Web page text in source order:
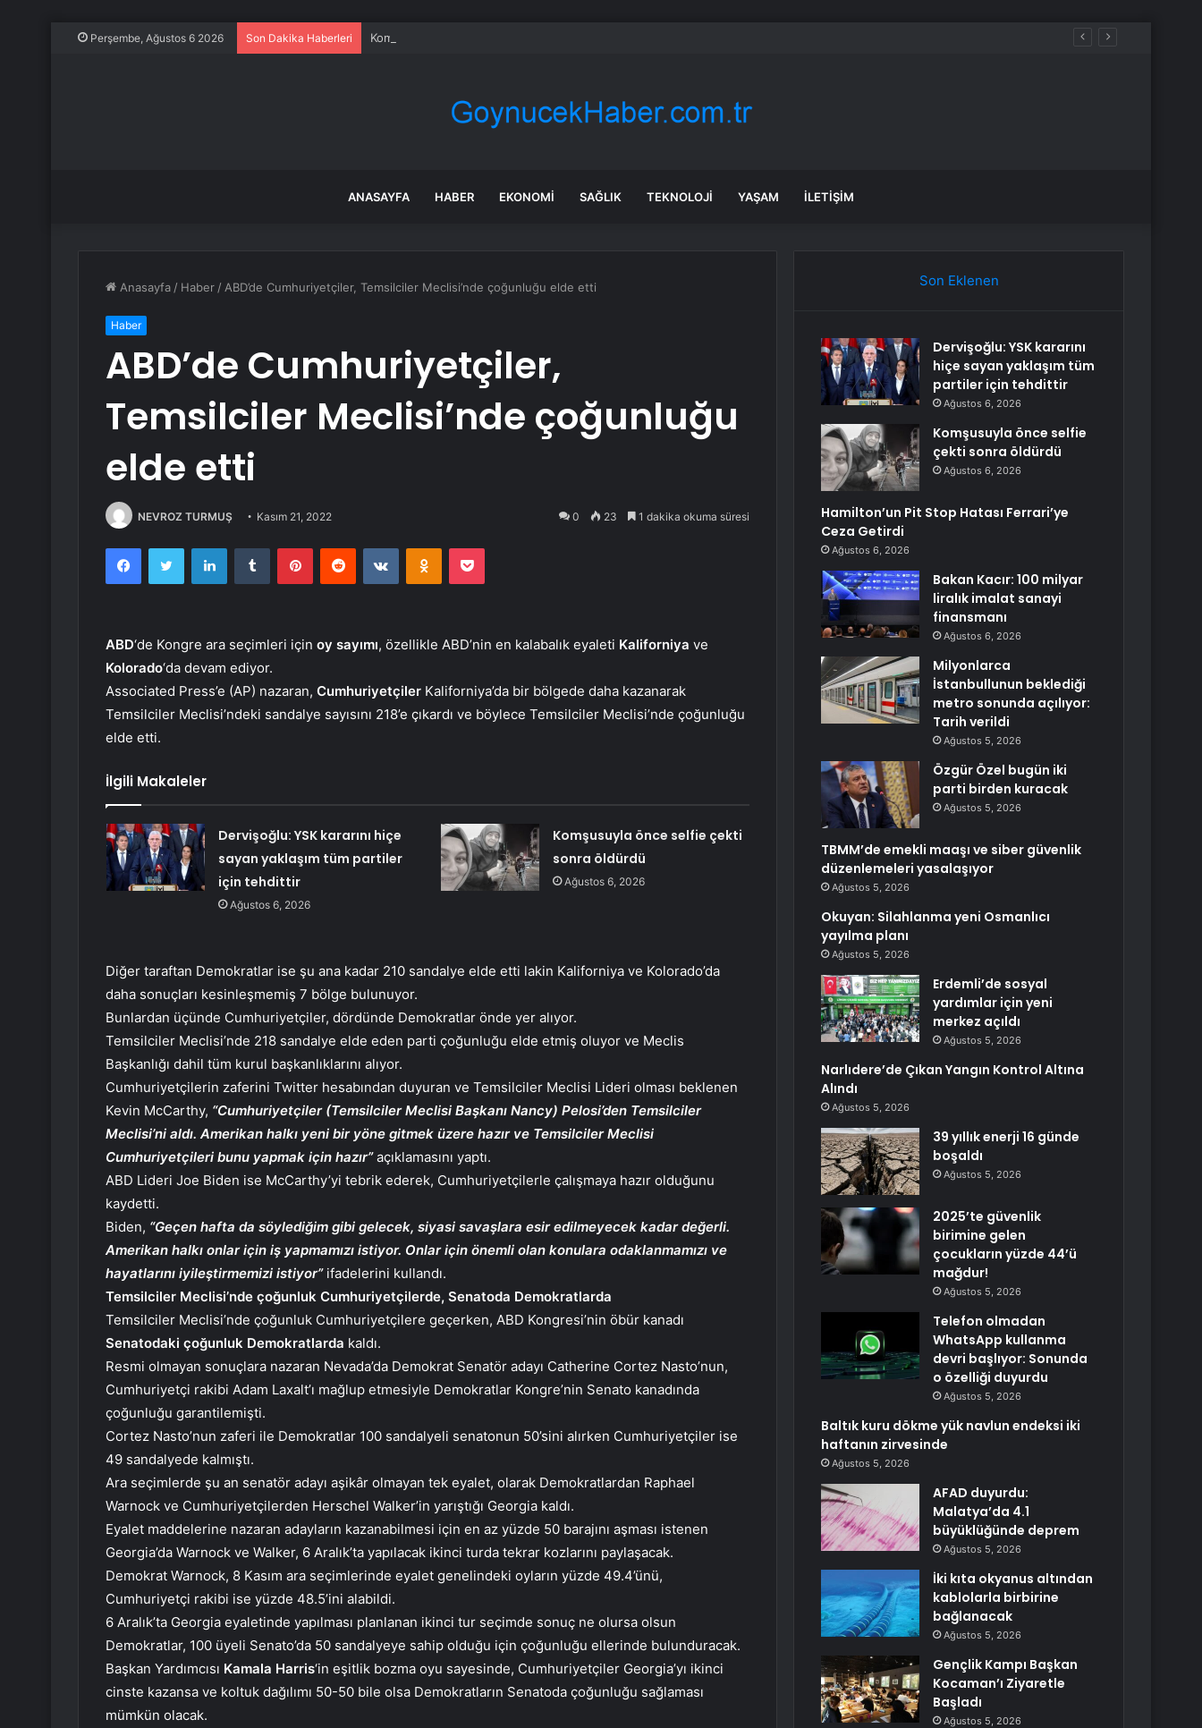
Perşembe, Ağustos 6 2026 Son Dakika Haberleri Komşusuyla önce selfie çekti sonra öldürdü
ANASAYFA HABER EKONOMI SAĞLIK TEKNOLOJI YAŞAM İLETIŞIM
Anasayfa / Haber / ABD’de Cumhuriyetçiler, Temsilciler Meclisi’nde çoğunluğu elde etti
Haber
ABD’de Cumhuriyetçiler,
Temsilciler Meclisi’nde çoğunluğu
elde etti
NEVROZ TURMUŞ Kasım 21, 2022 0 23 1 dakika okuma süresi
FacebookTwitter LinkedInTumblr PinterestReddit VKontakteOdnoklassniki
Pocket
ABD‘de Kongre ara seçimleri için oy sayımı, özellikle ABD’nin en kalabalık eyaleti Kaliforniya ve
Kolorado‘da devam ediyor.
Associated Press’e (AP) nazaran, Cumhuriyetçiler Kaliforniya’da bir bölgede daha kazanarak
Temsilciler Meclisi’ndeki sandalye sayısını 218’e çıkardı ve böylece Temsilciler Meclisi’nde çoğunluğu
elde etti.
İlgili Makaleler
Dervişoğlu: YSK kararını hiçe
sayan yaklaşım tüm partiler
için tehdittir
Ağustos 6, 2026
Komşusuyla önce selfie çekti
sonra öldürdü
Ağustos 6, 2026
Diğer taraftan Demokratlar ise şu ana kadar 210 sandalye elde etti lakin Kaliforniya ve Kolorado’da
daha sonuçları kesinleşmemiş 7 bölge bulunuyor.
Bunlardan üçünde Cumhuriyetçiler, dördünde Demokratlar önde yer alıyor.
Temsilciler Meclisi’nde 218 sandalye elde eden parti çoğunluğu elde etmiş oluyor ve Meclis
Başkanlığı dahil tüm kurul başkanlıklarını alıyor.
Cumhuriyetçilerin zaferini Twitter hesabından duyuran ve Temsilciler Meclisi Lideri olması beklenen
Kevin McCarthy, “Cumhuriyetçiler (Temsilciler Meclisi Başkanı Nancy) Pelosi’den Temsilciler
Meclisi’ni aldı. Amerikan halkı yeni bir yöne gitmek üzere hazır ve Temsilciler Meclisi
Cumhuriyetçileri bunu yapmak için hazır”açıklamasını yaptı.
ABD Lideri Joe Biden ise McCarthy’yi tebrik ederek, Cumhuriyetçilerle çalışmaya hazır olduğunu
kaydetti.
Biden, “Geçen hafta da söylediğim gibi gelecek, siyasi savaşlara esir edilmeyecek kadar değerli.
Amerikan halkı onlar için iş yapmamızı istiyor. Onlar için önemli olan konulara odaklanmamızı ve
hayatlarını iyileştirmemizi istiyor”ifadelerini kullandı.
Temsilciler Meclisi’nde çoğunluk Cumhuriyetçilerde, Senatoda Demokratlarda
Temsilciler Meclisi’nde çoğunluk Cumhuriyetçilere geçerken, ABD Kongresi’nin öbür kanadı
Senatodaki çoğunluk Demokratlarda kaldı.
Resmi olmayan sonuçlara nazaran Nevada’da Demokrat Senatör adayı Catherine Cortez Nasto’nun,
Cumhuriyetçi rakibi Adam Laxalt’ı mağlup etmesiyle Demokratlar Kongre’nin Senato kanadında
çoğunluğu garantilemişti.
Cortez Nasto’nun zaferi ile Demokratlar 100 sandalyeli senatonun 50’sini alırken Cumhuriyetçiler ise
49 sandalyede kalmıştı.
Ara seçimlerde şu an senatör adayı aşikâr olmayan tek eyalet, olarak Demokratlardan Raphael
Warnock ve Cumhuriyetçilerden Herschel Walker’in yarıştığı Georgia kaldı.
Eyalet maddelerine nazaran adayların kazanabilmesi için en az yüzde 50 barajını aşması istenen
Georgia’da Warnock ve Walker, 6 Aralık’ta yapılacak ikinci turda tekrar kozlarını paylaşacak.
Demokrat Warnock, 8 Kasım ara seçimlerinde eyalet genelindeki oyların yüzde 49.4’ünü,
Cumhuriyetçi rakibi ise yüzde 48.5’ini alabildi.
6 Aralık’ta Georgia eyaletinde yapılması planlanan ikinci tur seçimde sonuç ne olursa olsun
Demokratlar, 100 üyeli Senato’da 50 sandalyeye sahip olduğu için çoğunluğu ellerinde bulunduracak.
Başkan Yardımcısı Kamala Harris‘in eşitlik bozma oyu sayesinde, Cumhuriyetçiler Georgia’yı ikinci
cinste kazansa ve koltuk dağılımı 50-50 bile olsa Demokratların Senatoda çoğunluğu sağlaması
mümkün olacak.
Son Eklenen
Dervişoğlu: YSK kararını
hiçe sayan yaklaşım tüm
partiler için tehdittir
Ağustos 6, 2026
Komşusuyla önce selfie
çekti sonra öldürdü
Ağustos 6, 2026
Hamilton’un Pit Stop Hatası Ferrari’ye
Ceza Getirdi
Ağustos 6, 2026
Bakan Kacır: 100 milyar
liralık imalat sanayi
finansmanı
Ağustos 6, 2026
Milyonlarca
İstanbullunun beklediği
metro sonunda açılıyor:
Tarih verildi
Ağustos 5, 2026
Özgür Özel bugün iki
parti birden kuracak
Ağustos 5, 2026
TBMM’de emekli maaşı ve siber güvenlik
düzenlemeleri yasalaşıyor
Ağustos 5, 2026
Okuyan: Silahlanma yeni Osmanlıcı
yayılma planı
Ağustos 5, 2026
Erdemli’de sosyal
yardımlar için yeni
merkez açıldı
Ağustos 5, 2026
Narlıdere’de Çıkan Yangın Kontrol Altına
Alındı
Ağustos 5, 2026
39 yıllık enerji 16 günde
boşaldı
Ağustos 5, 2026
2025’te güvenlik
birimine gelen
çocukların yüzde 44’ü
mağdur!
Ağustos 5, 2026
Telefon olmadan
WhatsApp kullanma
devri başlıyor: Sonunda
o özelliği duyurdu
Ağustos 5, 2026
Baltık kuru dökme yük navlun endeksi iki
haftanın zirvesinde
Ağustos 5, 2026
AFAD duyurdu:
Malatya’da 4.1
büyüklüğünde deprem
Ağustos 5, 2026
İki kıta okyanus altından
kablolarla birbirine
bağlanacak
Ağustos 5, 2026
Gençlik Kampı Başkan
Kocaman’ı Ziyaretle
Başladı
Ağustos 5, 2026